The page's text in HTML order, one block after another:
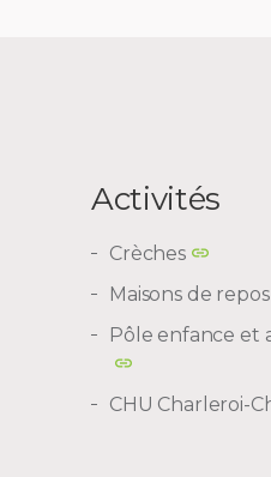
Activités
Crèches
Maisons de repos
Pôle enfance et
CHU Charleroi-